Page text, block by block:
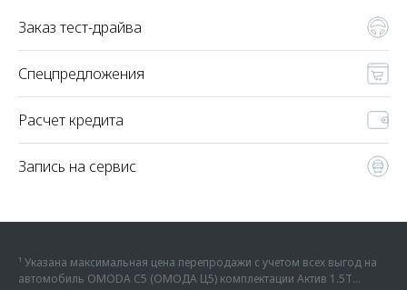
Заказ тест-драйва
Спецпредложения
Расчет кредита
Запись на сервис
¹ Указана максимальная цена перепродажи с учетом всех выгод на
автомобиль OMODA C5 (ОМОДА Ц5) комплектации Актив 1.5Т